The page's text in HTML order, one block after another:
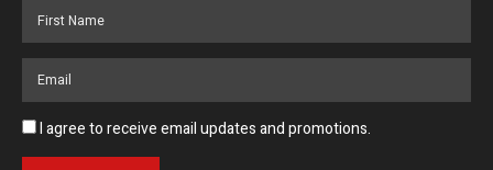
I agree to receive email updates and promotions.